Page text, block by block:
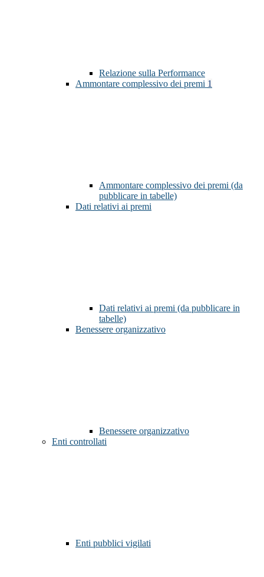
Relazione sulla Performance
Ammontare complessivo dei premi 1
Ammontare complessivo dei premi (da
pubblicare in tabelle)
Dati relativi ai premi
Dati relativi ai premi (da pubblicare in
tabelle)
Benessere organizzativo
Benessere organizzativo
Enti controllati
Enti pubblici vigilati